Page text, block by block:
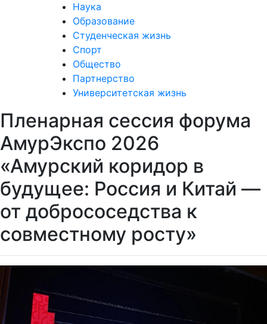
Наука
Образование
Студенческая жизнь
Спорт
Общество
Партнерство
Университетская жизнь
Пленарная сессия форума
АмурЭкспо 2026
«Амурский коридор в
будущее: Россия и Китай —
от добрососедства к
совместному росту»